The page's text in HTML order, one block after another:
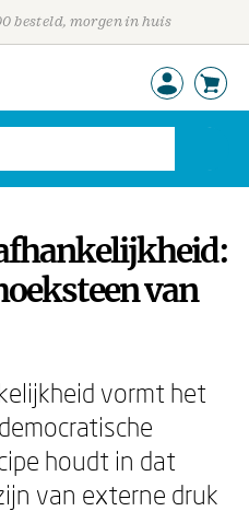
besteld, morgen in huis
van
vormt het
houdt in dat
van externe druk